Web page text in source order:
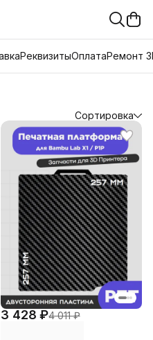
РеквизитыОплатаРемонт
Сортировка
3 428 ₽4 011 ₽